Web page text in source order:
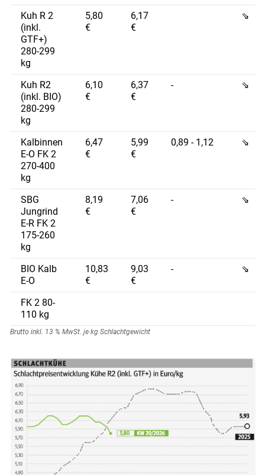
Skip to main content
Kuh R 2
(inkl.
GTF+)
280-299
kg
5,80
€
6,17
€
⇘
Kuh R2
(inkl. BIO)
280-299
kg
6,10
€
6,37
€
- ⇘
Kalbinnen
E-O FK 2
270-400
kg
6,47
€
5,99
€
0,89 - 1,12 ⇘
SBG
Jungrind
E-R FK 2
175-260
kg
8,19
€
7,06
€
- ⇘
BIO Kalb
E-O
10,83
€
9,03
€
- ⇘
FK 2 80-
110 kg
Brutto inkl. 13 % MwSt. je kg Schlachtgewicht